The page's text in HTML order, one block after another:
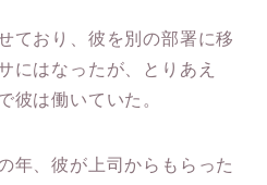
ており、彼を別の部署に移
にはなったが、とりあえ
彼は働いていた。
年、彼が上司からもらった